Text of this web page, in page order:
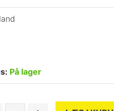
På lager